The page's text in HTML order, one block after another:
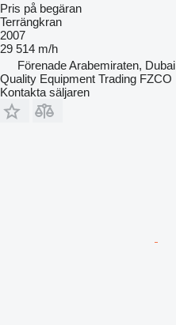
Pris på begäran
Terrängkran
2007
29 514 m/h
Förenade Arabemiraten, Dubai
Quality Equipment Trading FZCO
Kontakta säljaren